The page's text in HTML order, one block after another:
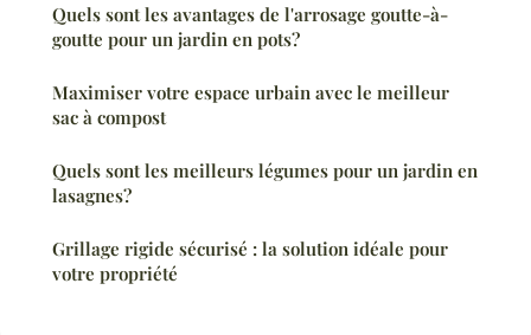
Quels sont les avantages de l'arrosage goutte-à-
goutte pour un jardin en pots?
Maximiser votre espace urbain avec le meilleur
sac à compost
Quels sont les meilleurs légumes pour un jardin en
lasagnes?
Grillage rigide sécurisé : la solution idéale pour
votre propriété